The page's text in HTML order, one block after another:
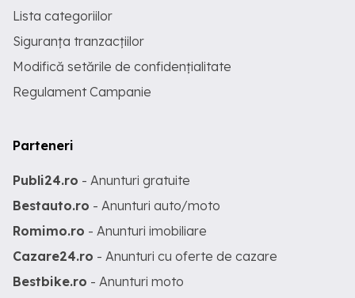
Lista categoriilor
Siguranța tranzacțiilor
Modifică setările de confidențialitate
Regulament Campanie
Parteneri
Publi24.ro - Anunturi gratuite
Bestauto.ro - Anunturi auto/moto
Romimo.ro - Anunturi imobiliare
Cazare24.ro - Anunturi cu oferte de cazare
Bestbike.ro - Anunturi moto